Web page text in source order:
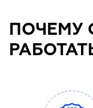
ПОЧЕМУ